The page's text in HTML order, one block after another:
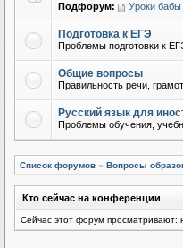
Подфорум:
Уроки
Подготовка к ЕГЭ
Проблемы подготовки к
Общие вопросы
Правильность речи,
Русский язык для
Проблемы обучения,
Список форумов » Вопросы
Кто сейчас на конференции
Сейчас этот форум просматривают: